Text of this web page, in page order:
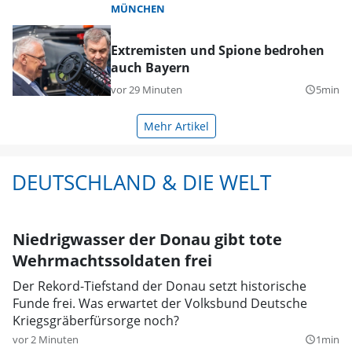
MÜNCHEN
Extremisten und Spione bedrohen
auch Bayern
vor 29 Minuten query_builder5min
Mehr Artikel
DEUTSCHLAND & DIE WELT
Niedrigwasser der Donau gibt tote
Wehrmachtssoldaten frei
Der Rekord-Tiefstand der Donau setzt historische
Funde frei. Was erwartet der Volksbund Deutsche
Kriegsgräberfürsorge noch?
vor 2 Minuten query_builder1min